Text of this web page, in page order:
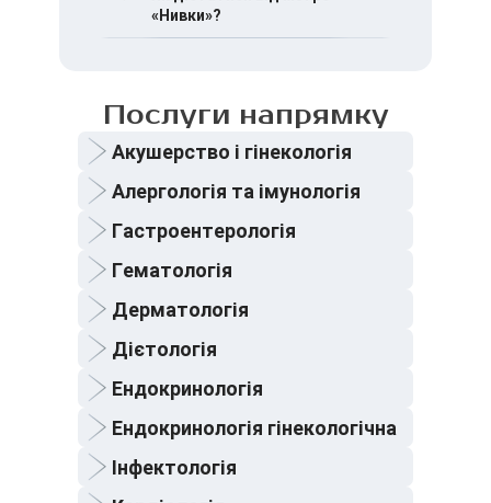
аналізів), адміністратор чи
лікар повідомить про це
за адресою: вул. Некрасова, 1
«Нивки»?
– маршрутні таксі № 575 та №
537
Послуги напрямку
Акушерство і гінекологія
Алергологія та імунологія
Гастроентерологія
Гематологія
Дерматологія
Дієтологія
Ендокринологія
Ендокринологія гінекологічна
Інфектологія